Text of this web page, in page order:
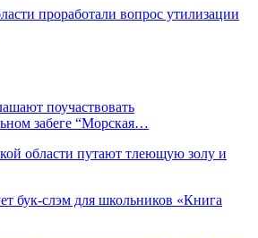
проработали вопрос утилизации
поучаствовать
забеге “Морская…
области путают тлеющую золу и
бук-слэм для школьников «Книга